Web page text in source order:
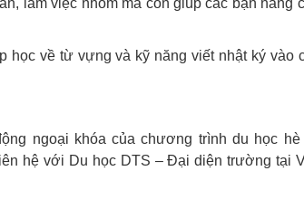
học về từ vựng và kỹ năng viết nhật ký vào
ngoại khóa của chương trình du học hè
hệ với Du học DTS – Đại diện trường tại